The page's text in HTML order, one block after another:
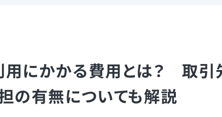
にかかる費用とは？ 取引
の有無についても解説